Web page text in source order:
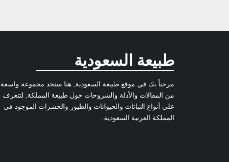
طبيعة السعودية
مرحباً بك في موقع طبيعة السعودية, هنا ستجد مجموعة واسعة
من المقالات والأدلة والشروحات حول طبيعة المملكة, لتتعرف
على أنواع النباتات والحيوانات والطيور والحشرات الموجود في
المملكة العربية السعودية.